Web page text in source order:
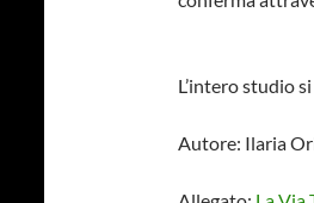
L’intero studio
Autore: Ilaria